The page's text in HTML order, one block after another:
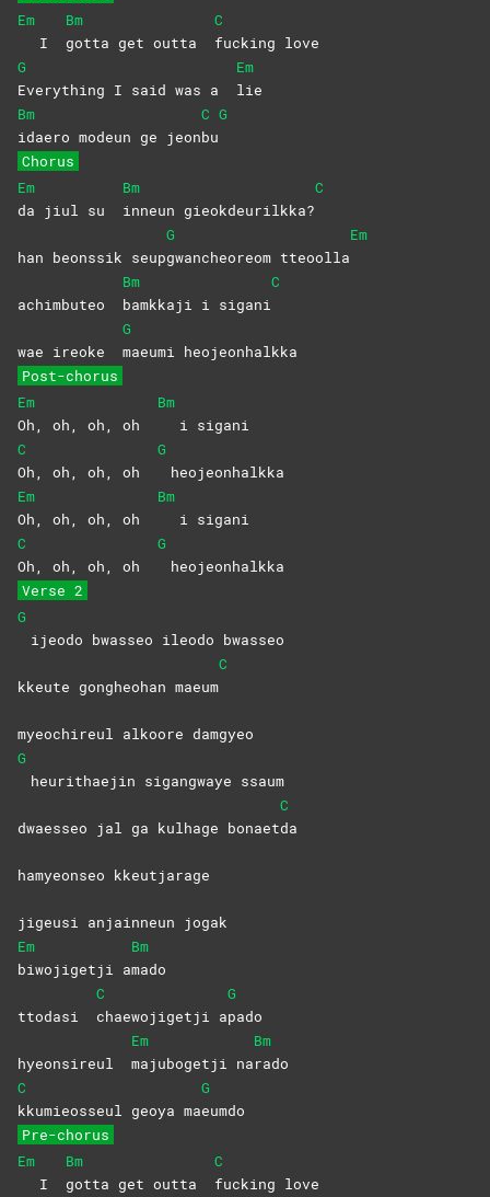
Em
I
Bm
gotta get outta
C
fucking love
G
Everything I said was a
Em
lie
Bm
idaero modeun ge jeon
C
bu
G
Chorus
Em
da jiul su
Bm
inneun gieokdeurilkka?
C
han beonssik seup
G
gwancheoreom tteoolla
Em
achimbuteo
Bm
bamkkaji i sigani
C
wae ireoke
G
maeumi heojeonhalkka
Post-chorus
Em
Oh, oh, oh, oh
Bm
i sigani
C
Oh, oh, oh, oh
G
heojeonhalkka
Em
Oh, oh, oh, oh
Bm
i sigani
C
Oh, oh, oh, oh
G
heojeonhalkka
Verse 2
G
ijeodo bwasseo ileodo bwasseo
kkeute gongheohan maeum
C
myeochireul alkoore damgyeo
G
heurithaejin sigangwaye ssaum
dwaesseo jal ga kulhage bonaet
C
da
hamyeonseo kkeutjarage
jigeusi anjainneun jogak
Em
biwojigetji a
Bm
mado
ttodasi
C
chaewojigetji a
G
pado
hyeonsireul
Em
majubogetji na
Bm
rado
C
kkumieosseul geoya ma
G
eumdo
Pre-chorus
Em
I
Bm
gotta get outta
C
fucking love